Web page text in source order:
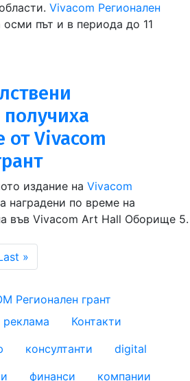
Vivacom Регионален
път и в периода до 11
Vivacom
издание на Vivacom
наградени по време на
във Vivacom Art Hall Оборище 5.
page
»
Регионален грант
реклама Контакти
консултанти
digital
финанси компании